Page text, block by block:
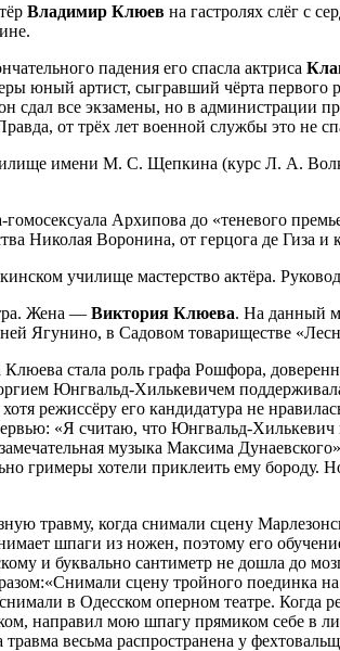
Владимир Клюев на гастролях слёг с
падения его спасла актриса
юный артист, сыгравший чёрта
сдал все экзамены, но в администрации
от трёх лет военной службы это не
имени М. С. Щепкина (курс Л. А.
гомосексуала Архипова до «теневого
Николая Воронина, от герцога де Гиза
училище мастерство актёра.
Жена — Виктория Клюева. На данный
Ягунино, в Садовом товариществе
стала роль графа Рошфора,
Юнгвальд-Хилькевичем
режиссёру его кандидатура не
«Я считаю, что Юнгвальд-Хилькевич
музыка Максима
гримеры хотели приклеить ему
травму, когда снимали сцену
шпаги из ножен, поэтому его
и буквально сантиметр не дошла до
сцену тройного поединка
в Одесском оперном театре. Когда
направил мою шпагу прямиком себе в
весьма распространена у